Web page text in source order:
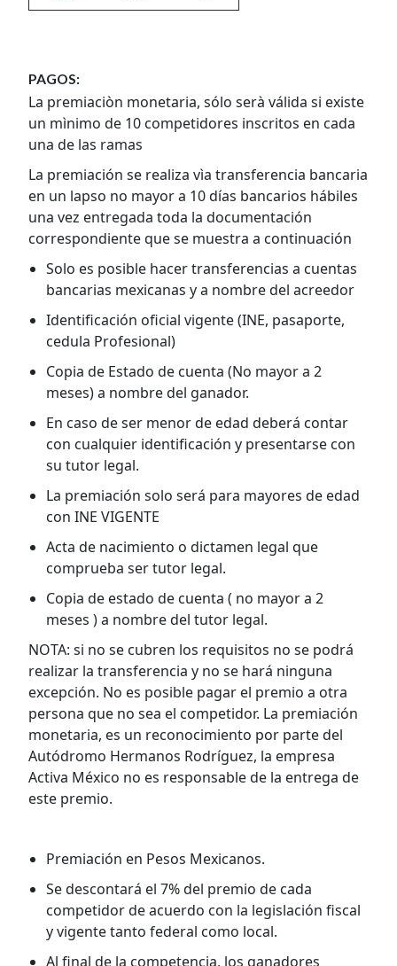
PAGOS:
La premiaciòn monetaria, sólo serà válida si existe
un mìnimo de 10 competidores inscritos en cada
una de las ramas
La premiación se realiza vìa transferencia bancaria
en un lapso no mayor a 10 días bancarios hábiles
una vez entregada toda la documentación
correspondiente que se muestra a continuación
Solo es posible hacer transferencias a cuentas
bancarias mexicanas y a nombre del acreedor
Identificación oficial vigente (INE, pasaporte,
cedula Profesional)
Copia de Estado de cuenta (No mayor a 2
meses) a nombre del ganador.
En caso de ser menor de edad deberá contar
con cualquier identificación y presentarse con
su tutor legal.
La premiación solo será para mayores de edad
con INE VIGENTE
Acta de nacimiento o dictamen legal que
comprueba ser tutor legal.
Copia de estado de cuenta ( no mayor a 2
meses ) a nombre del tutor legal.
NOTA: si no se cubren los requisitos no se podrá
realizar la transferencia y no se hará ninguna
excepción. No es posible pagar el premio a otra
persona que no sea el competidor. La premiación
monetaria, es un reconocimiento por parte del
Autódromo Hermanos Rodríguez, la empresa
Activa México no es responsable de la entrega de
este premio.
Premiación en Pesos Mexicanos.
Se descontará el 7% del premio de cada
competidor de acuerdo con la legislación fiscal
y vigente tanto federal como local.
Al final de la competencia, los ganadores